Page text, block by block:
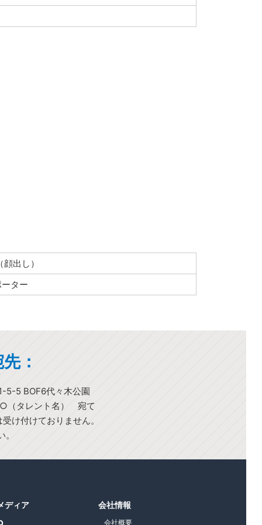
顔出し）
ーター
：
5-5 BOF6代々木公園
タレント名） 宛て
け付けておりません。
ディア
会社情報
会社概要